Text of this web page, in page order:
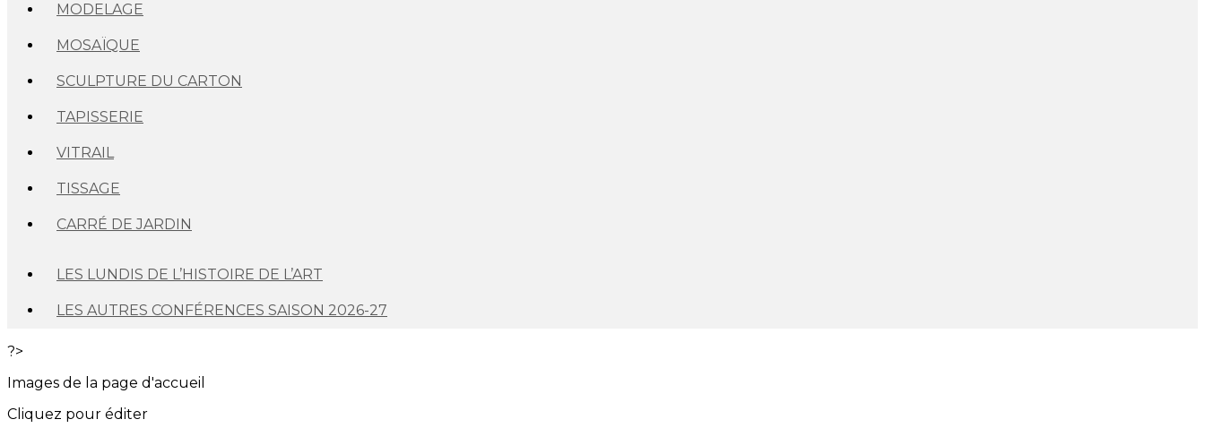
MODELAGE
MOSAÏQUE
SCULPTURE DU CARTON
TAPISSERIE
VITRAIL
TISSAGE
CARRÉ DE JARDIN
LES LUNDIS DE L’HISTOIRE DE L’ART
LES AUTRES CONFÉRENCES SAISON 2026-27
?>
Images de la page d'accueil
Cliquez pour éditer